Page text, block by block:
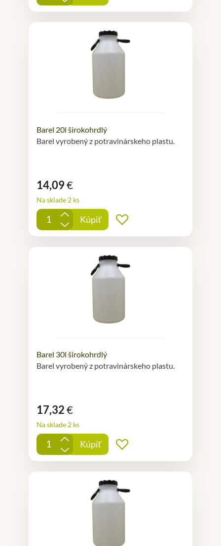
Barel 20l širokohrdlý
Barel vyrobený z potravinárskeho plastu.
14,09€
Na sklade 2 ks
+
-
Kúpiť
Barel 30l širokohrdlý
Barel vyrobený z potravinárskeho plastu.
17,32€
Na sklade 2 ks
+
-
Kúpiť